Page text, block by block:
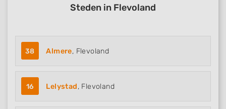
Steden in Flevoland
38 Almere, Flevoland
16 Lelystad, Flevoland